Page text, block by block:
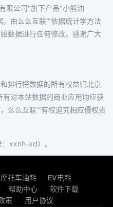
限公司"旗下产品"小熊油
由么么互联™依据统计学方法
数据进行任何修改。感谢广大
排行榜数据的所有权益归北京
对本站数据的商业应用均应获
么么互联™有权追究相应侵权责
xxnh-xd）。
摩托车油耗
EV电耗
帮助中心
软件下载
策 用户协议